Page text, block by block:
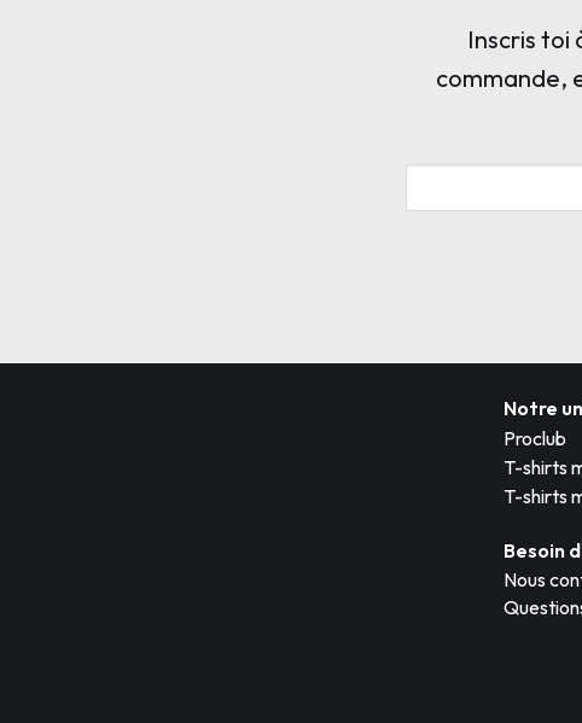
Inscris toi
commande,
Notre
Proclub
T-shirts
T-shirts
Besoin
Nous